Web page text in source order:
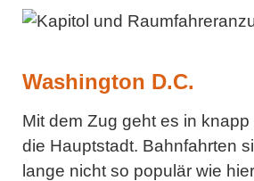
Washington D.C.
Mit dem Zug geht es in
die Hauptstadt. Bahnfahrten
lange nicht so populär wie